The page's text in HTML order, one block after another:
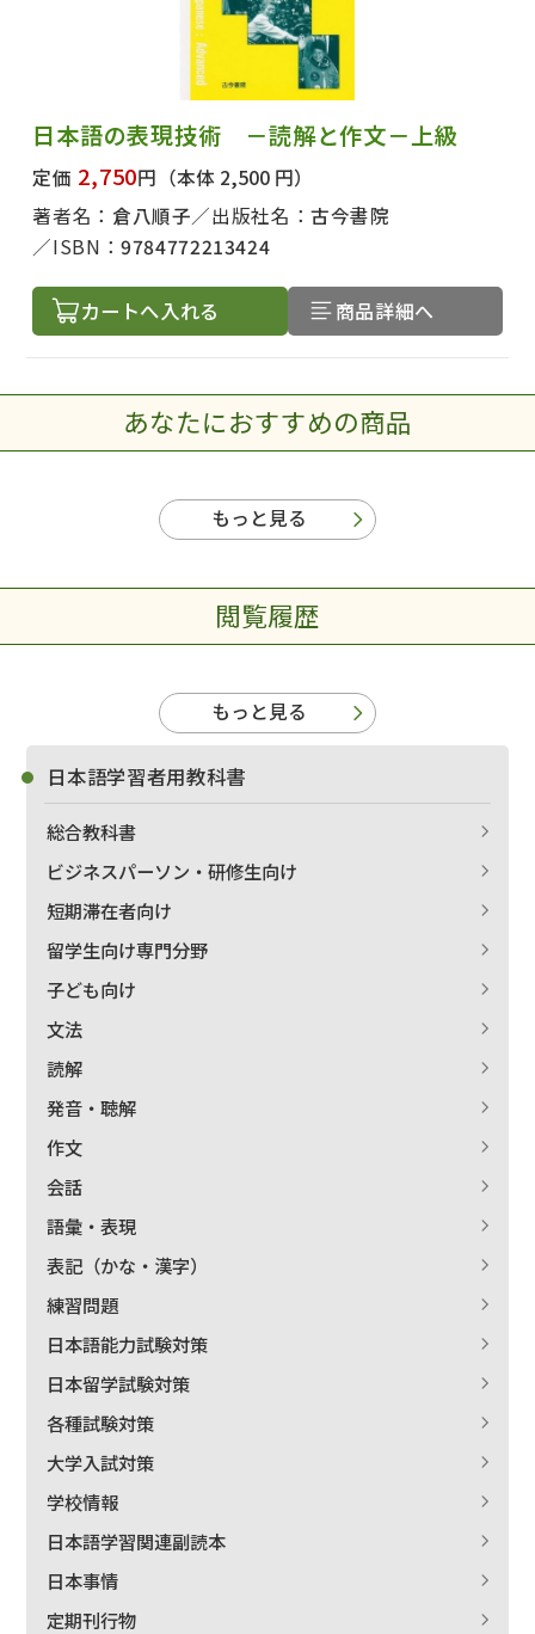
出版社名で絞り込む
著者名で絞り込む
日本語の表現技術 －読解と作文－上級
定価 2,750円 （本体 2,500 円）
著者名： 倉八順子 出版社名：古今書院
ISBN：9784772213424
カートへ入れる 商品詳細へ
あなたにおすすめの商品
もっと見る
閲覧履歴
もっと見る
日本語学習者用教科書
総合教科書
ビジネスパーソン・研修生向け
短期滞在者向け
留学生向け専門分野
子ども向け
文法
読解
発音・聴解
作文
会話
語彙・表現
表記（かな・漢字）
練習問題
日本語能力試験対策
日本留学試験対策
各種試験対策
大学入試対策
学校情報
日本語学習関連副読本
日本事情
定期刊行物